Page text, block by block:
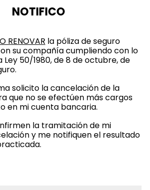
NOTIFICO
RENOVAR la póliza de seguro
su compañía cumpliendo con lo
50/1980, de 8 de octubre, de
solicito la cancelación de la
que no se efectúen más cargos
en mi cuenta bancaria.
la tramitación de mi
y me notifiquen el resultado